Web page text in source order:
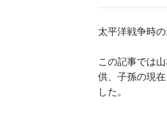
太平洋戦争時
この記事では
供、子孫の現
した。